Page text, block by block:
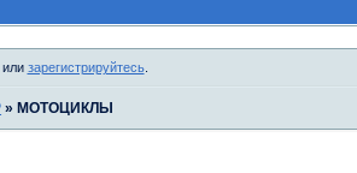
зарегистрируйтесь.
»МОТОЦИКЛЫ